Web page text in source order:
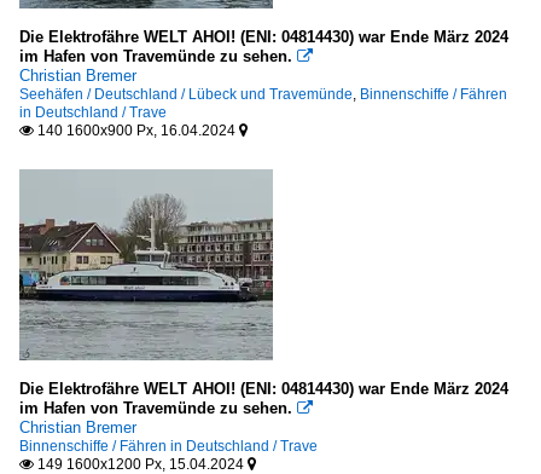
Die Elektrofähre WELT AHOI! (ENI: 04814430) war Ende März 2024
im Hafen von Travemünde zu sehen. 
Christian Bremer
Seehäfen / Deutschland / Lübeck und Travemünde Binnenschiffe / Fähren
in Deutschland / Trave
 140 1600x900 Px, 16.04.2024 
Die Elektrofähre WELT AHOI! (ENI: 04814430) war Ende März 2024
im Hafen von Travemünde zu sehen. 
Christian Bremer
Binnenschiffe / Fähren in Deutschland / Trave
 149 1600x1200 Px, 15.04.2024 